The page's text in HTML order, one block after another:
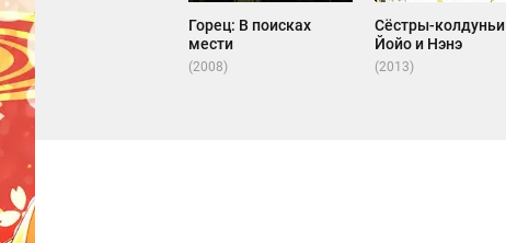
Горец: В поисках
мести
(2008)
Сёстры-колдуньи
Йойо и Нэнэ
(2013)